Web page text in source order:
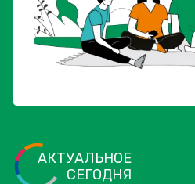
АКТУАЛЬНОЕ
СЕГОДНЯ